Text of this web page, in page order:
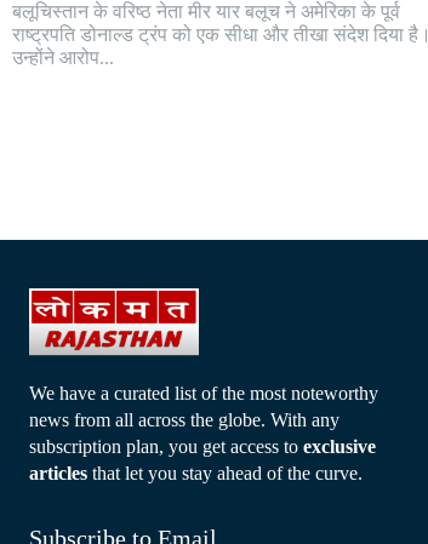
बलूचिस्तान के वरिष्ठ नेता मीर यार बलूच ने अमेरिका के पूर्व
राष्ट्रपति डोनाल्ड ट्रंप को एक सीधा और तीखा संदेश दिया है।
उन्होंने आरोप...
We have a curated list of the most noteworthy
news from all across the globe. With any
subscription plan, you get access to exclusive
articles that let you stay ahead of the curve.
Subscribe to Email